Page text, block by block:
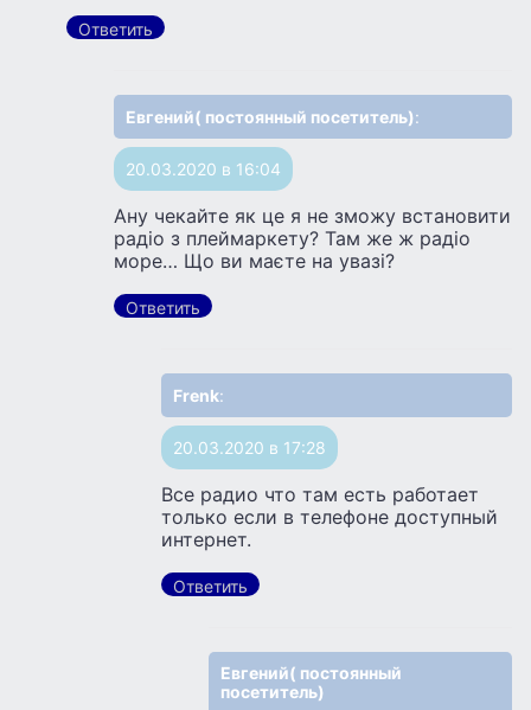
Ответить
Евгений( постоянный посетитель):
20.03.2020 в 16:04
Ану чекайте як це я не зможу встановити
радіо з плеймаркету? Там же ж радіо
море… Що ви маєте на увазі?
Ответить
Frenk:
20.03.2020 в 17:28
Все радио что там есть работает
только если в телефоне доступный
интернет.
Ответить
Евгений( постоянный
посетитель)